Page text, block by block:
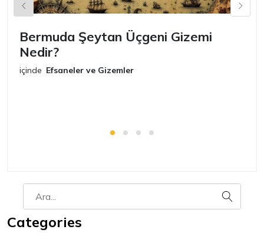
Bermuda Şeytan Üçgeni Gizemi
Nedir?
içinde Efsaneler ve Gizemler
Categories